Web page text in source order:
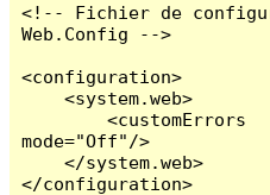
<!-- Fichier de
Web.Config -->
<configuration>
    <system.web>
        <customErrors
mode="Off"/>
    </system.web>
</configuration>